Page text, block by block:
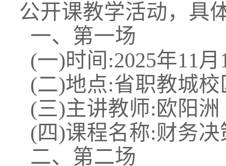
公开课教学活动，具
一、第一场
(一)时间:2025年11
(二)地点:省职教城
(三)主讲教师:欧阳洲
(四)课程名称:财务决
二、第二场